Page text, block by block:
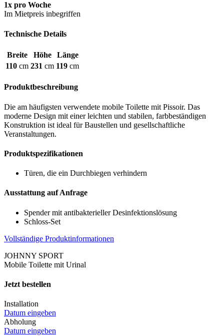
1x pro Woche
Im Mietpreis inbegriffen
Technische Details
Breite Höhe
Länge
110 cm 231 cm 119 cm
Produktbeschreibung
Die am häufigsten verwendete mobile Toilette mit Pissoir. Das
moderne Design mit einer leichten und stabilen, farbbeständigen
Konstruktion ist ideal für Baustellen und gesellschaftliche
Veranstaltungen.
Produktspezifikationen
Türen, die ein Durchbiegen verhindern
Ausstattung auf Anfrage
Spender mit antibakterieller Desinfektionslösung
Schloss-Set
Vollständige Produktinformationen
JOHNNY SPORT
Mobile Toilette mit Urinal
Jetzt bestellen
Installation
Datum eingeben
Abholung
Datum eingeben